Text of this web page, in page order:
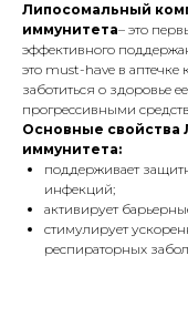
Липосомальный
иммунитета– это
эффективного
это must-have в аптечке
заботиться о здоровье
прогрессивными
Основные свойства
иммунитета:
поддерживает
инфекций;
активирует
стимулирует
респираторных